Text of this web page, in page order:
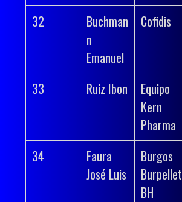
32
Buchman
n
Emanuel
Cofidis
33 Ruiz Ibon
Equipo
Kern
Pharma
34
Faura
José Luis
Burgos
Burpellet
BH